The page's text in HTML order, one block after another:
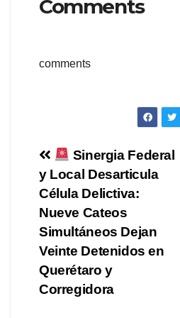
Comments
comments
Navegación
de
entradas
Sinergia Federal
y Local Desarticula
Célula Delictiva:
Nueve Cateos
Simultáneos Dejan
Veinte Detenidos en
Querétaro y
Corregidora